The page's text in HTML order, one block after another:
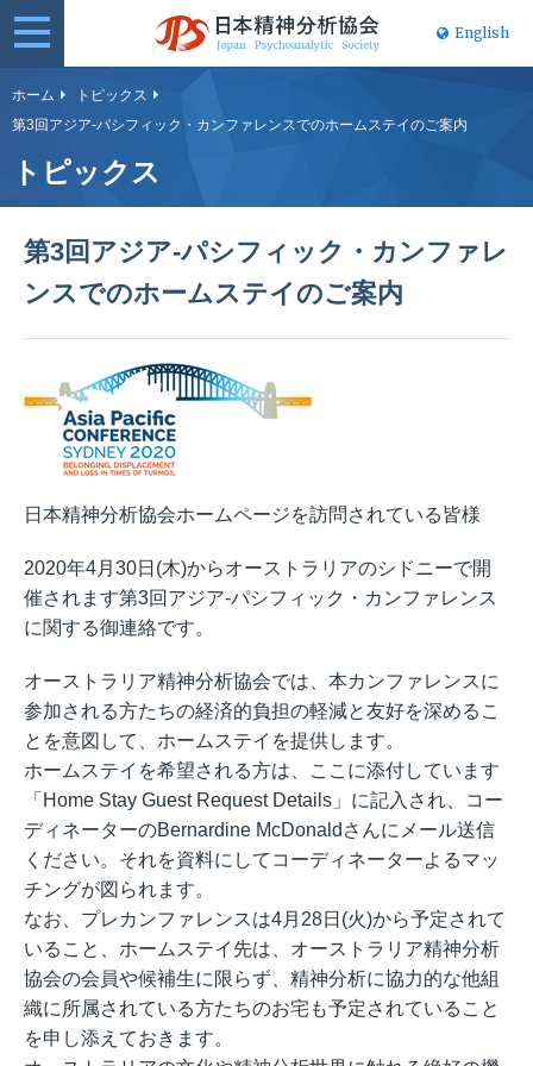
日本精神分
析協会
English
ホーム
トピックス
第3回アジア-パシフィック・カンファレンスでのホームステイのご案内
トピックス
第3回アジア-パシフィック・カンファレ
ンスでのホームステイのご案内
日本精神分析協会ホームページを訪問されている皆様
2020年4月30日(木)からオーストラリアのシドニーで開
催されます第3回アジア-パシフィック・カンファレンス
に関する御連絡です。
オーストラリア精神分析協会では、本カンファレンスに
参加される方たちの経済的負担の軽減と友好を深めるこ
とを意図して、ホームステイを提供します。
ホームステイを希望される方は、ここに添付しています
「Home Stay Guest Request Details」に記入され、コー
ディネーターのBernardine McDonaldさんにメール送信
ください。それを資料にしてコーディネーターよるマッ
チングが図られます。
なお、プレカンファレンスは4月28日(火)から予定されて
いること、ホームステイ先は、オーストラリア精神分析
協会の会員や候補生に限らず、精神分析に協力的な他組
織に所属されている方たちのお宅も予定されていること
を申し添えておきます。